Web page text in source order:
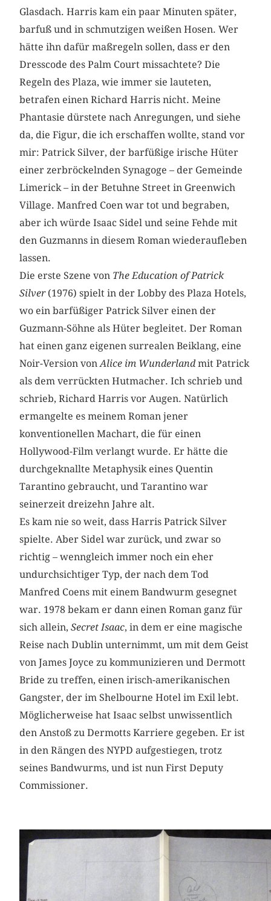
Glasdach. Harris kam ein paar Minuten später,
barfuß und in schmutzigen weißen Hosen. Wer
hätte ihn dafür maßregeln sollen, dass er den
Dresscode des Palm Court missachtete? Die
Regeln des Plaza, wie immer sie lauteten,
betrafen einen Richard Harris nicht. Meine
Phantasie dürstete nach Anregungen, und siehe
da, die Figur, die ich erschaffen wollte, stand vor
mir: Patrick Silver, der barfüßige irische Hüter
einer zerbröckelnden Synagoge – der Gemeinde
Limerick – in der Betuhne Street in Greenwich
Village. Manfred Coen war tot und begraben,
aber ich würde Isaac Sidel und seine Fehde mit
den Guzmanns in diesem Roman wiederaufleben
lassen.
Die erste Szene von The Education of Patrick
Silver(1976) spielt in der Lobby des Plaza Hotels,
wo ein barfüßiger Patrick Silver einen der
Guzmann-Söhne als Hüter begleitet. Der Roman
hat einen ganz eigenen surrealen Beiklang, eine
Noir-Version vonAlice im Wunderlandmit Patrick
als dem verrückten Hutmacher. Ich schrieb und
schrieb, Richard Harris vor Augen. Natürlich
ermangelte es meinem Roman jener
konventionellen Machart, die für einen
Hollywood-Film verlangt wurde. Er hätte die
durchgeknallte Metaphysik eines Quentin
Tarantino gebraucht, und Tarantino war
seinerzeit dreizehn Jahre alt.
Es kam nie so weit, dass Harris Patrick Silver
spielte. Aber Sidel war zurück, und zwar so
richtig – wenngleich immer noch ein eher
undurchsichtiger Typ, der nach dem Tod
Manfred Coens mit einem Bandwurm gesegnet
war. 1978 bekam er dann einen Roman ganz für
sich allein,Secret Isaac, in dem er eine magische
Reise nach Dublin unternimmt, um mit dem Geist
von James Joyce zu kommunizieren und Dermott
Bride zu treffen, einen irisch-amerikanischen
Gangster, der im Shelbourne Hotel im Exil lebt.
Möglicherweise hat Isaac selbst unwissentlich
den Anstoß zu Dermotts Karriere gegeben. Er ist
in den Rängen des NYPD aufgestiegen, trotz
seines Bandwurms, und ist nun First Deputy
Commissioner.